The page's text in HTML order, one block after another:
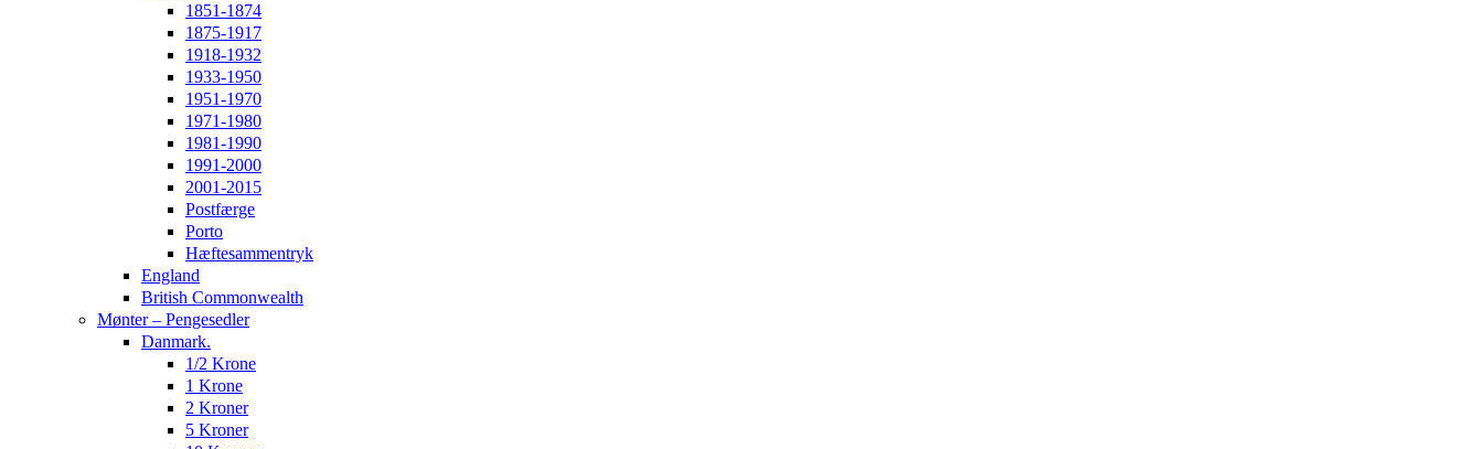
1851-1874
1875-1917
1918-1932
1933-1950
1951-1970
1971-1980
1981-1990
1991-2000
2001-2015
Postfærge
Porto
Hæftesammentryk
England
British Commonwealth
Mønter – Pengesedler
Danmark.
1/2 Krone
1 Krone
2 Kroner
5 Kroner